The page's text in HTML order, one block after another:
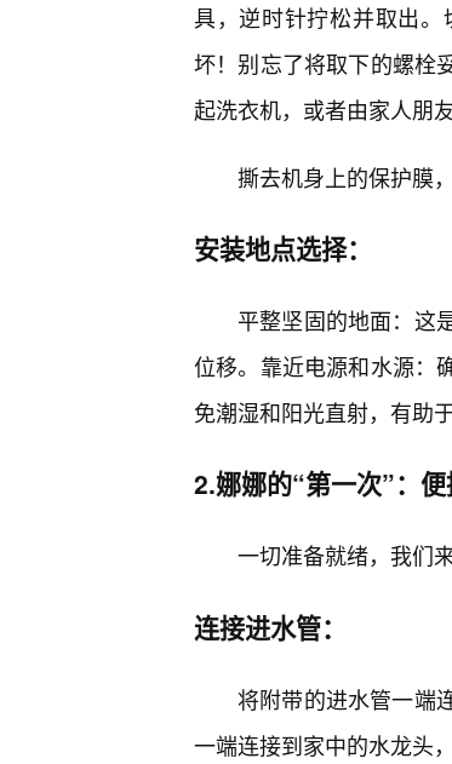
具，逆时针拧松并取出
坏！别忘了将取下的螺栓
起洗衣机，或者由家人朋
撕去机身上的保护膜
安装地点选择：
平整坚固的地面：这
位移。靠近电源和水源：
免潮湿和阳光直射，有助
2.娜娜的“第一次”：
一切准备就绪，我们
连接进水管：
将附带的进水管一端
一端连接到家中的水龙头